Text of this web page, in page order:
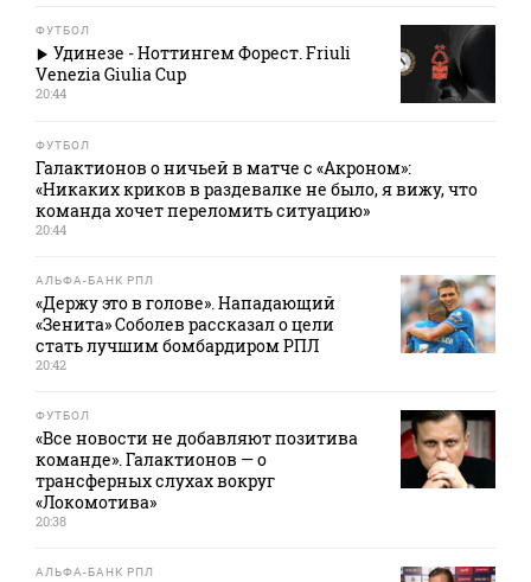
ФУТБОЛ
Удинезе - Ноттингем Форест. Friuli
Venezia Giulia Cup
20:44
ФУТБОЛ
Галактионов о ничьей в матче с «Акроном»:
«Никаких криков в раздевалке не было, я вижу, что
команда хочет переломить ситуацию»
20:44
АЛЬФА-БАНК РПЛ
«Держу это в голове». Нападающий
«Зенита» Соболев рассказал о цели
стать лучшим бомбардиром РПЛ
20:42
ФУТБОЛ
«Все новости не добавляют позитива
команде». Галактионов — о
трансферных слухах вокруг
«Локомотива»
20:38
АЛЬФА-БАНК РПЛ